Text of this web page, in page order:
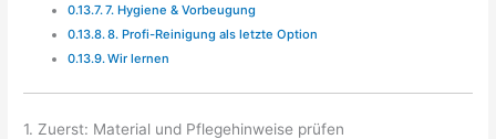
7. Hygiene & Vorbeugung
8. Profi-Reinigung als letzte Option
Wir lernen
1. Zuerst: Material und Pflegehinweise prüfen